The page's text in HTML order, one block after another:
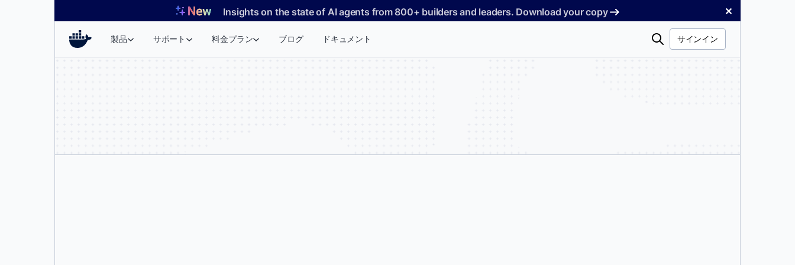
Insights on the state of AI agents from 800+ builders and leaders. Download your copy ✕
製品 サポート 料金プラン ブログ ドキュメント
検
サインイン